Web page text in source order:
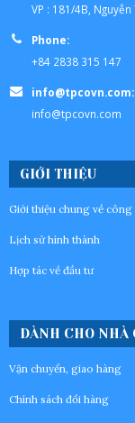
VP : 181/4B,
Phone:
+84 2838 315 147
info@tpcovn.com:
info@tpcovn.com
GIỚI THIỆU
Giới thiệu chung về công
Lịch sử hình thành
Hợp tác về đầu tư
DÀNH CHO NHÀ
Vận chuyển, giao hàng
Chính sách đổi hàng